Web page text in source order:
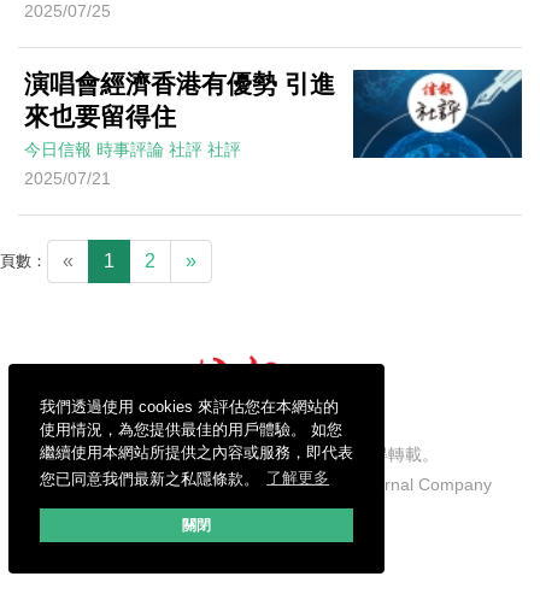
我們透過使用 cookies 來評估您在本網站的
使用情況，為您提供最佳的用戶體驗。 如您
繼續使用本網站所提供之內容或服務，即代表
您已同意我們最新之私隱條款。
了解更多
關閉
2025/07/25
演唱會經濟香港有優勢 引進
來也要留得住
今日信報 時事評論 社評 社評
2025/07/21
頁數： « 1 2 »
信報財經新聞有限公司版權所有，不得轉載。
Copyright © 2026 Hong Kong Economic Journal Company
Limited. All rights reserved.